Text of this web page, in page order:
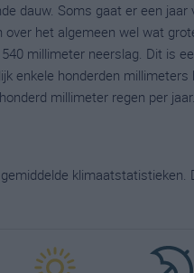
dauw. Soms gaat er een
het algemeen wel wat
millimeter neerslag. Dit is
enkele honderden
millimeter regen per jaar.
klimaatstatistieken.